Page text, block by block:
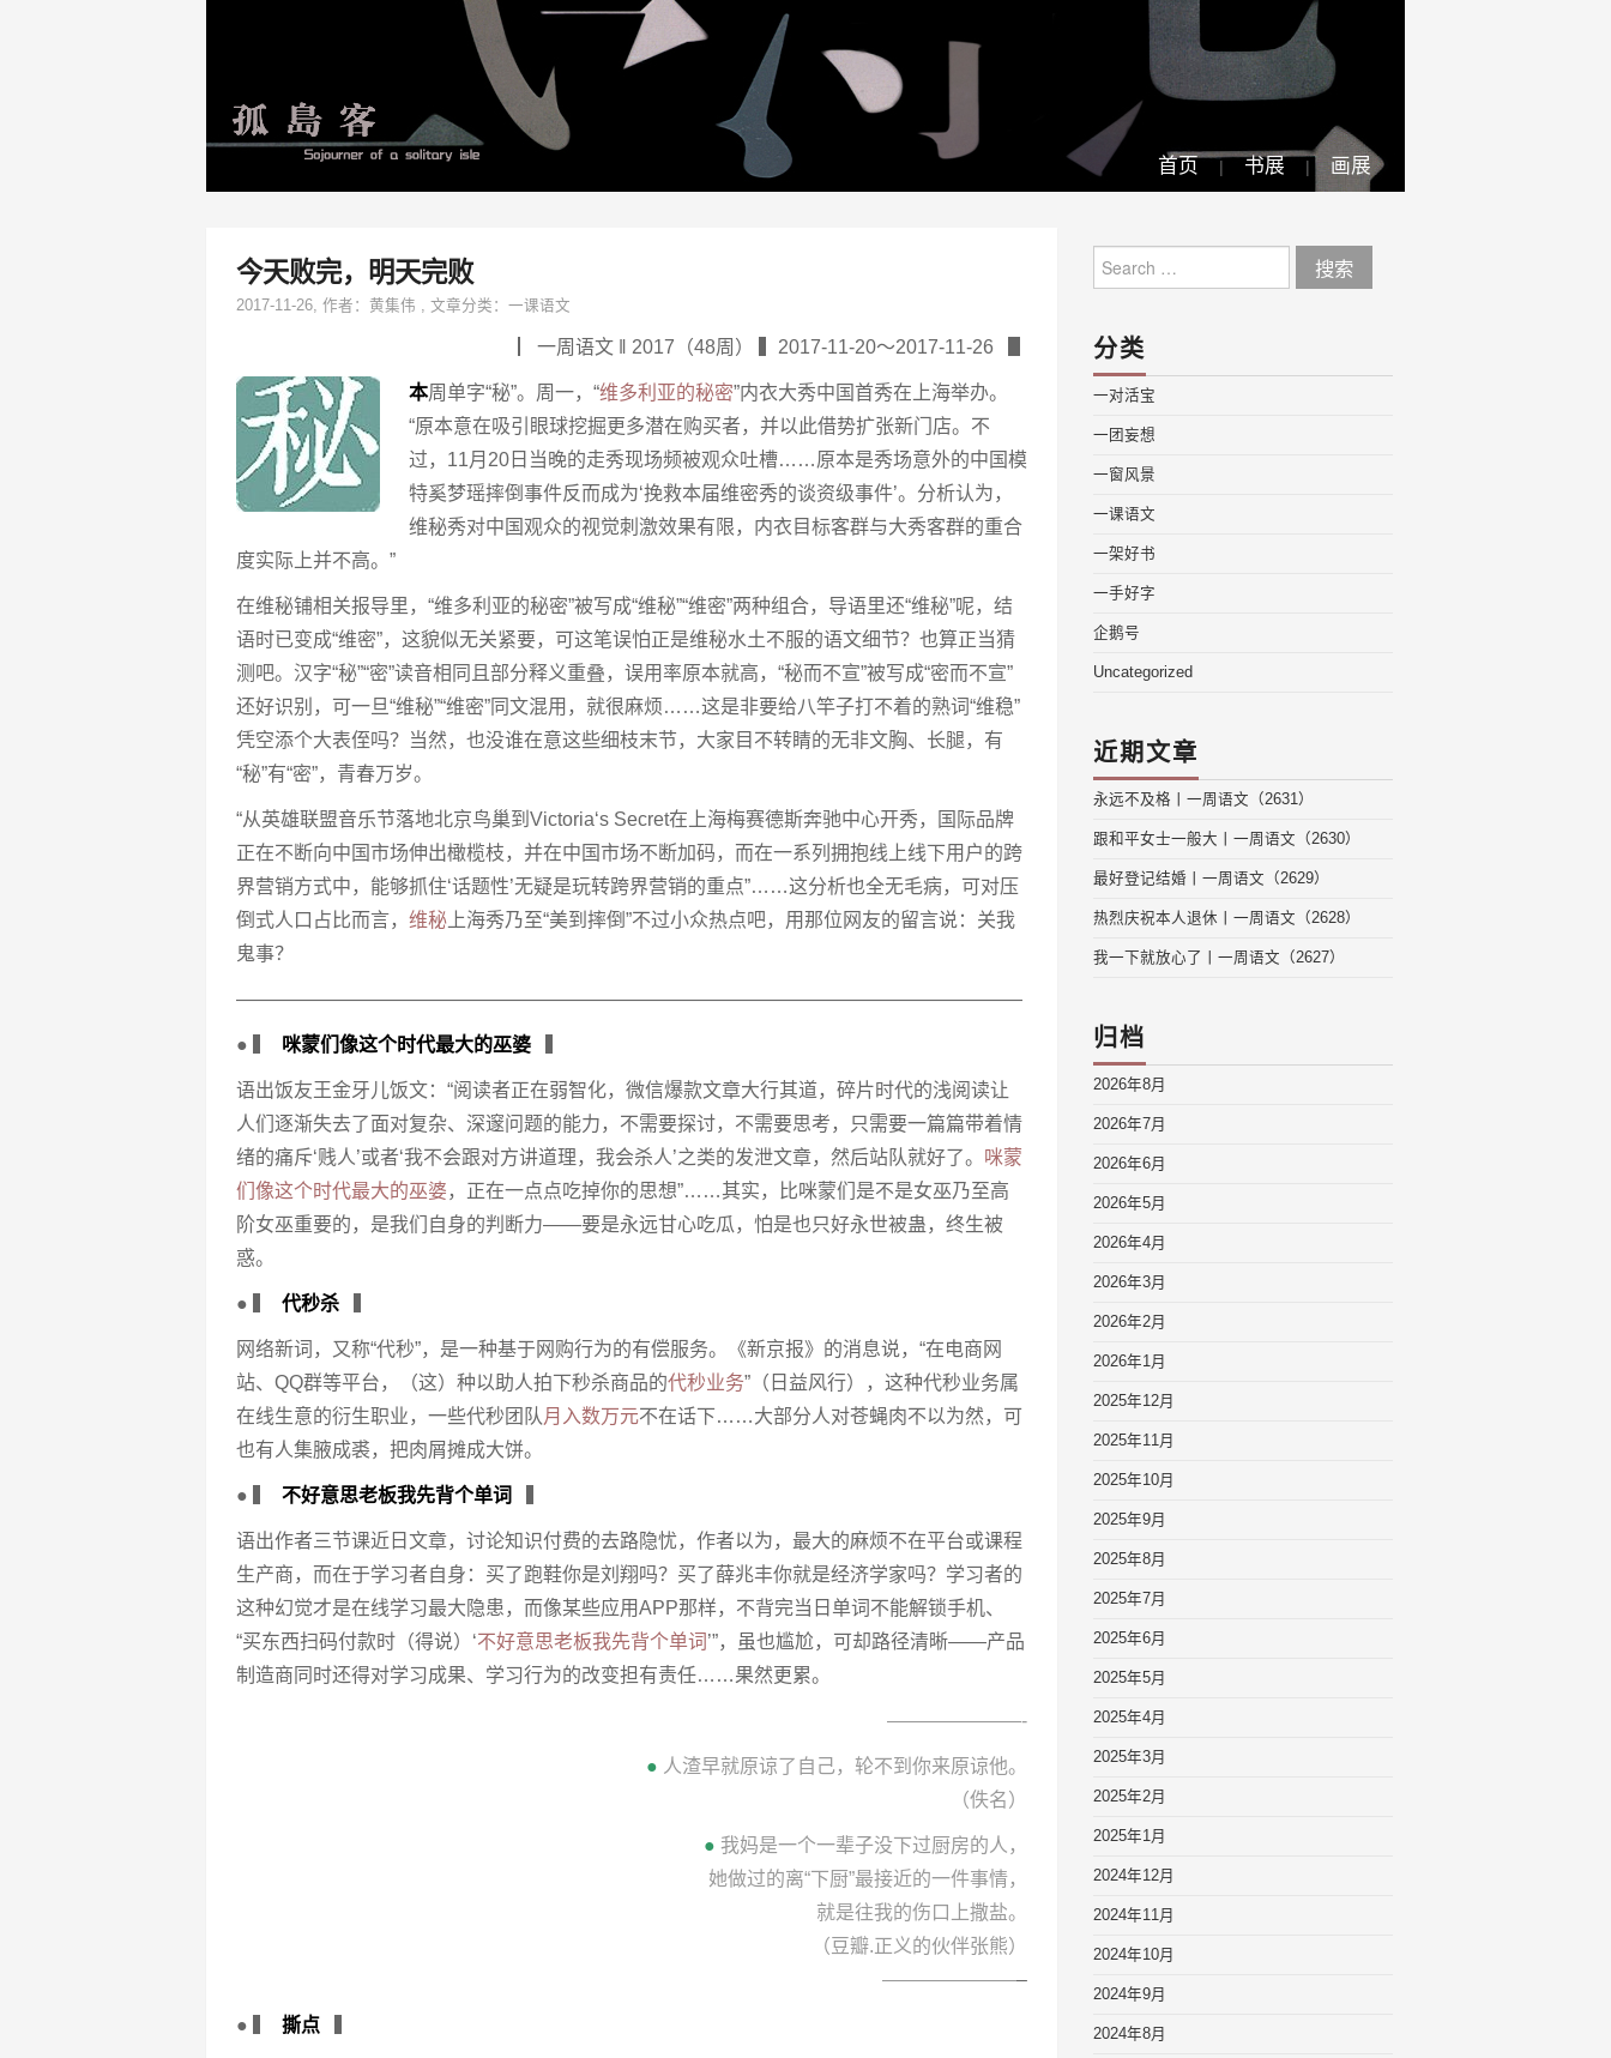
首页 书展 画展
今天败完，明天完败
2017-11-26, 作者： 黄集伟 , 文章分类： 一课语文
▏一周语文 ‖ 2017（48周） ▍2017-11-20～2017-11-26 ▋
本周单字“秘”。周一，“维多利亚的秘密”内衣大秀中国首秀在上海举办。
“原本意在吸引眼球挖掘更多潜在购买者，并以此借势扩张新门店。不
过，11月20日当晚的走秀现场频被观众吐槽……原本是秀场意外的中国模
特奚梦瑶摔倒事件反而成为‘挽救本届维密秀的谈资级事件’。分析认为，
维秘秀对中国观众的视觉刺激效果有限，内衣目标客群与大秀客群的重合
度实际上并不高。”
在维秘铺相关报导里，“维多利亚的秘密”被写成“维秘”“维密”两种组合，导语里还“维秘”呢，结
语时已变成“维密”，这貌似无关紧要，可这笔误怕正是维秘水土不服的语文细节？也算正当猜
测吧。汉字“秘”“密”读音相同且部分释义重叠，误用率原本就高，“秘而不宣”被写成“密而不宣”
还好识别，可一旦“维秘”“维密”同文混用，就很麻烦……这是非要给八竿子打不着的熟词“维稳”
凭空添个大表侄吗？当然，也没谁在意这些细枝末节，大家目不转睛的无非文胸、长腿，有
“秘”有“密”，青春万岁。
“从英雄联盟音乐节落地北京鸟巢到Victoria‘s Secret在上海梅赛德斯奔驰中心开秀，国际品牌
正在不断向中国市场伸出橄榄枝，并在中国市场不断加码，而在一系列拥抱线上线下用户的跨
界营销方式中，能够抓住‘话题性’无疑是玩转跨界营销的重点”……这分析也全无毛病，可对压
倒式人口占比而言， 维秘 上海秀乃至“美到摔倒”不过小众热点吧，用那位网友的留言说：关我
鬼事？
—————————————————————————————————————————
● ▍ 咪蒙们像这个时代最大的巫婆
语出饭友王金牙儿饭文：“阅读者正在弱智化，微信爆款文章大行其道，碎片时代的浅阅读让
人们逐渐失去了面对复杂、深邃问题的能力，不需要探讨，不需要思考，只需要一篇篇带着情
绪的痛斥‘贱人’或者‘我不会跟对方讲道理，我会杀人’之类的发泄文章，然后站队就好了。 咪蒙
们像这个时代最大的巫婆 ，正在一点点吃掉你的思想”……其实，比咪蒙们是不是女巫乃至高
阶女巫重要的，是我们自身的判断力——要是永远甘心吃瓜，怕是也只好永世被蛊，终生被
惑。
● ▍ 代秒杀
网络新词，又称“代秒”，是一种基于网购行为的有偿服务。《新京报》的消息说，“在电商网
站、QQ群等平台，（这）种以助人拍下秒杀商品的代秒业务”（日益风行），这种代秒业务属
在线生意的衍生职业，一些代秒团队 月入数万元不在话下……大部分人对苍蝇肉不以为然，可
也有人集腋成裘，把肉屑摊成大饼。
● ▍ 不好意思老板我先背个单词
语出作者三节课近日文章，讨论知识付费的去路隐忧，作者以为，最大的麻烦不在平台或课程
生产商，而在于学习者自身：买了跑鞋你是刘翔吗？买了薛兆丰你就是经济学家吗？学习者的
这种幻觉才是在线学习最大隐患，而像某些应用APP那样，不背完当日单词不能解锁手机、
“买东西扫码付款时（得说）‘不好意思老板我先背个单词 ’”，虽也尴尬，可却路径清晰——产品
制造商同时还得对学习成果、学习行为的改变担有责任……果然更累。
———————-
● 人渣早就原谅了自己，轮不到你来原谅他。
（佚名）
● 我妈是一个一辈子没下过厨房的人，
她做过的离“下厨”最接近的一件事情，
就是往我的伤口上撒盐。
（豆瓣.正义的伙伴张熊）
———————–
● ▍ 撕点
for:
分类
一对活宝
一团妄想
一窗风景
一课语文
一架好书
一手好字
企鹅号
Uncategorized
近期文章
永远不及格丨一周语文（2631）
跟和平女士一般大丨一周语文（2630）
最好登记结婚丨一周语文（2629）
热烈庆祝本人退休丨一周语文（2628）
我一下就放心了丨一周语文（2627）
归档
2026年8月
2026年7月
2026年6月
2026年5月
2026年4月
2026年3月
2026年2月
2026年1月
2025年12月
2025年11月
2025年10月
2025年9月
2025年8月
2025年7月
2025年6月
2025年5月
2025年4月
2025年3月
2025年2月
2025年1月
2024年12月
2024年11月
2024年10月
2024年9月
2024年8月